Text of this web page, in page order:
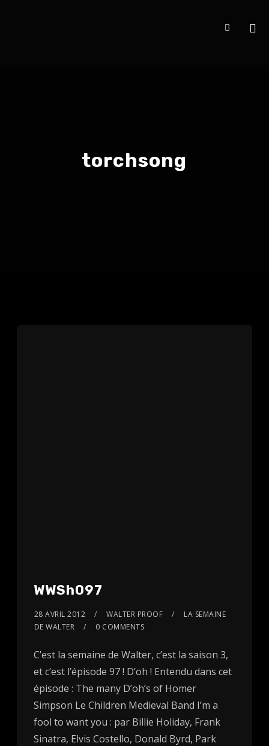
torchsong
WWSh097
28 AVRIL 2012 WALTER PROOF
LA SEMAINE
DE WALTER
0 COMMENTS
C’est la semaine de Walter, c’est la saison 3,
et c’est l’épisode 97 ! D’oh ! Entendu dans cet
épisode : The many D’oh’s of Homer
Simpson Le Children Medieval Band I’m a
fool to want you : par Billie Holiday, Frank
Sinatra, Elvis Costello, Donald Byrd, Park